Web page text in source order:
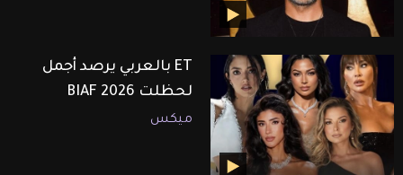
ET بالعربي يرصد أجمل
لحظلت BIAF 2026
ميكس